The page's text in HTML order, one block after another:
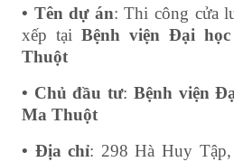
• Tên dự án: Thi công cửa
xếp tại Bệnh viện Đại
Thuột
• Chủ đầu tư: Bệnh viện
Ma Thuột
• Địa chỉ: 298 Hà Huy